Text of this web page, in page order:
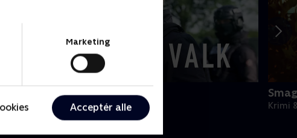
Marketing
Acceptér alle
Van der Valk
Krimi & Spænding • 4 sæsoner Krimi